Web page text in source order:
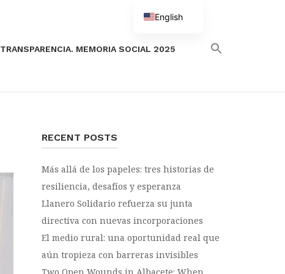
TRANSPARENCIA. MEMORIA SOCIAL 2025
RECENT POSTS
Más allá de los papeles: tres historias de
resiliencia, desafíos y esperanza
Llanero Solidario refuerza su junta
directiva con nuevas incorporaciones
El medio rural: una oportunidad real que
aún tropieza con barreras invisibles
English